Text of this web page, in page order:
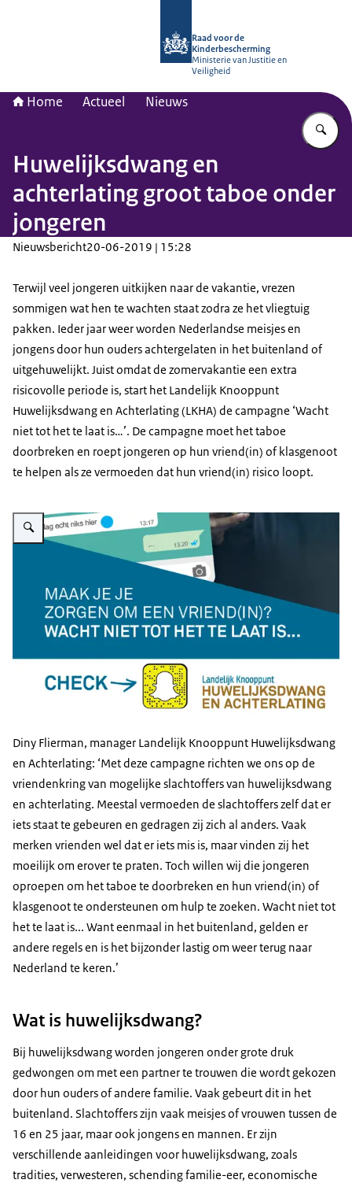
Raad voor de
Kinderbescherming
Ministerie van Justitie en
Veiligheid
Home Actueel Nieuws
Huwelijksdwang en
achterlating groot taboe onder
jongeren
Nieuwsbericht20-06-2019 | 15:28
Terwijl veel jongeren uitkijken naar de vakantie, vrezen
sommigen wat hen te wachten staat zodra ze het vliegtuig
pakken. Ieder jaar weer worden Nederlandse meisjes en
jongens door hun ouders achtergelaten in het buitenland of
uitgehuwelijkt. Juist omdat de zomervakantie een extra
risicovolle periode is, start het Landelijk Knooppunt
Huwelijksdwang en Achterlating (LKHA) de campagne ‘Wacht
niet tot het te laat is…’. De campagne moet het taboe
doorbreken en roept jongeren op hun vriend(in) of klasgenoot
te helpen als ze vermoeden dat hun vriend(in) risico loopt.
Vergroot afbeelding Campagnebeeld van het landelijk knooppunt
Diny Flierman, manager Landelijk Knooppunt Huwelijksdwang
en Achterlating: ‘Met deze campagne richten we ons op de
vriendenkring van mogelijke slachtoffers van huwelijksdwang
en achterlating. Meestal vermoeden de slachtoffers zelf dat er
iets staat te gebeuren en gedragen zij zich al anders. Vaak
merken vrienden wel dat er iets mis is, maar vinden zij het
moeilijk om erover te praten. Toch willen wij die jongeren
oproepen om het taboe te doorbreken en hun vriend(in) of
klasgenoot te ondersteunen om hulp te zoeken. Wacht niet tot
het te laat is... Want eenmaal in het buitenland, gelden er
andere regels en is het bijzonder lastig om weer terug naar
Nederland te keren.’
Wat is huwelijksdwang?
Bij huwelijksdwang worden jongeren onder grote druk
gedwongen om met een partner te trouwen die wordt gekozen
door hun ouders of andere familie. Vaak gebeurt dit in het
buitenland. Slachtoffers zijn vaak meisjes of vrouwen tussen de
16 en 25 jaar, maar ook jongens en mannen. Er zijn
verschillende aanleidingen voor huwelijksdwang, zoals
tradities, verwesteren, schending familie-eer, economische